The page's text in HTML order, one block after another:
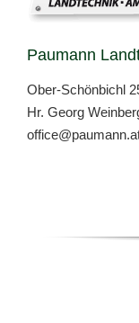
Paumann
Ober-Schönbichl
Hr. Georg